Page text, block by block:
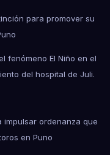
para promover su
fenómeno El Niño en el
del hospital de Juli.
ordenanza que
en Puno